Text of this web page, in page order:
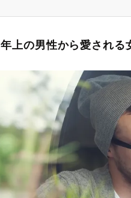
年上の男性から愛される